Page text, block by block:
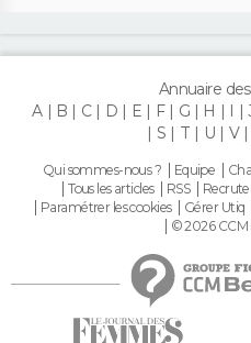
Annuaire
A
B C D E F G H I
S
T U V
Qui sommes-nous ? Equipe
Tous les articles
RSS
Paramétrer les cookies
Gérer Utiq
© 2026